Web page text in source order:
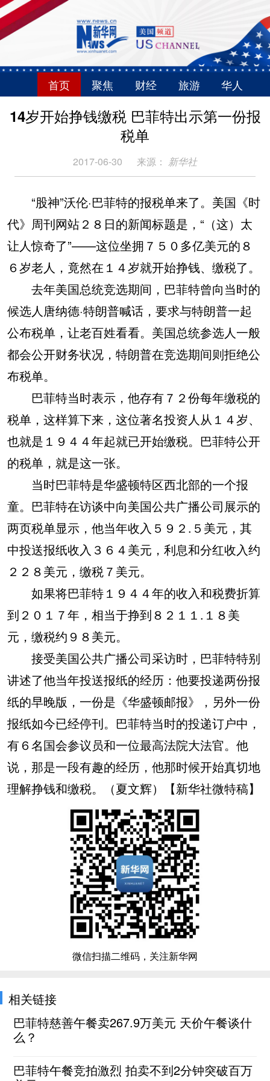
首页 聚焦 财经 旅游 华人
14岁开始挣钱缴税 巴菲特出示第一份报
税单
2017-06-30 来源： 新华社
“股神”沃伦·巴菲特的报税单来了。美国《时
代》周刊网站２８日的新闻标题是，“（这）太
让人惊奇了”——这位坐拥７５０多亿美元的８
６岁老人，竟然在１４岁就开始挣钱、缴税了。
去年美国总统竞选期间，巴菲特曾向当时的
候选人唐纳德·特朗普喊话，要求与特朗普一起
公布税单，让老百姓看看。美国总统参选人一般
都会公开财务状况，特朗普在竞选期间则拒绝公
布税单。
巴菲特当时表示，他存有７２份每年缴税的
税单，这样算下来，这位著名投资人从１４岁、
也就是１９４４年起就已开始缴税。巴菲特公开
的税单，就是这一张。
当时巴菲特是华盛顿特区西北部的一个报
童。巴菲特在访谈中向美国公共广播公司展示的
两页税单显示，他当年收入５９２.５美元，其
中投送报纸收入３６４美元，利息和分红收入约
２２８美元，缴税７美元。
如果将巴菲特１９４４年的收入和税费折算
到２０１７年，相当于挣到８２１１.１８美
元，缴税约９８美元。
接受美国公共广播公司采访时，巴菲特特别
讲述了他当年投送报纸的经历：他要投递两份报
纸的早晚版，一份是《华盛顿邮报》，另外一份
报纸如今已经停刊。巴菲特当时的投递订户中，
有６名国会参议员和一位最高法院大法官。他
说，那是一段有趣的经历，他那时候开始真切地
理解挣钱和缴税。（夏文辉）【新华社微特稿】
微信扫描二维码，关注新华网
相关链接
巴菲特慈善午餐卖267.9万美元 天价午餐谈什
么？
巴菲特午餐竞拍激烈 拍卖不到2分钟突破百万